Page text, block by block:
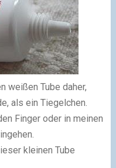
weißen Tube daher,
als ein Tiegelchen.
Finger oder in meinen
kleinen Tube